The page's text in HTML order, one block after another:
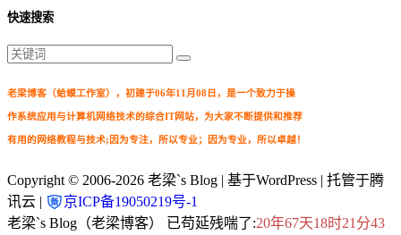
快速搜索
老梁博客（蛤蟆工作室），初建于06年11月08日，是一个致力于操
作系统应用与计算机网络技术的综合IT网站，为大家不断提供和推荐
有用的网络教程与技术;因为专注，所以专业；因为专业，所以卓越！
Copyright © 2006-2026 老梁`s Blog | 基于WordPress | 托管于腾
讯云 |
京ICP备19050219号-1
老梁`s Blog（老梁博客） 已苟延残喘了:20年67天18时21分44